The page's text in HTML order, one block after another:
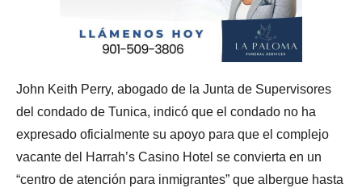
John Keith Perry, abogado de la Junta de Supervisores
del condado de Tunica, indicó que el condado no ha
expresado oficialmente su apoyo para que el complejo
vacante del Harrah’s Casino Hotel se convierta en un
“centro de atención para inmigrantes” que albergue hasta